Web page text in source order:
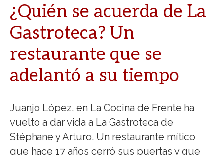
¿Quién se acuerda de La
Gastroteca? Un
restaurante que se
adelantó a su tiempo
Juanjo López, en La Cocina de Frente ha
vuelto a dar vida a La Gastroteca de
Stéphane y Arturo. Un restaurante mítico
que hace 17 años cerró sus puertas y que